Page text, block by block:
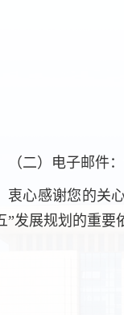
（二）电子邮件
衷心感谢您的关
”发展规划的重要